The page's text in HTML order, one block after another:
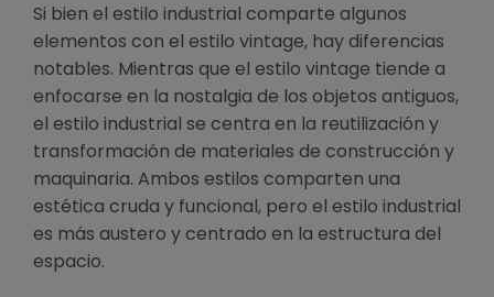
Si bien el estilo industrial comparte algunos
elementos con el estilo vintage, hay diferencias
notables. Mientras que el estilo vintage tiende a
enfocarse en la nostalgia de los objetos antiguos,
el estilo industrial se centra en la reutilización y
transformación de materiales de construcción y
maquinaria. Ambos estilos comparten una
estética cruda y funcional, pero el estilo industrial
es más austero y centrado en la estructura del
espacio.